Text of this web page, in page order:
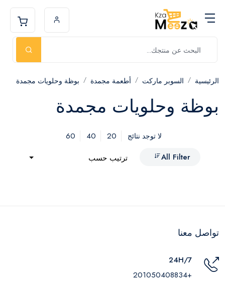
الرئيسية السوبر ماركت أطعمة مجمدة بوظة وحلويات مجمدة
بوظة وحلويات مجمدة
لا توجد نتائج 20
40
60
All Filter
ترتيب حسب
تواصل معنا
24H/7
+201050408834